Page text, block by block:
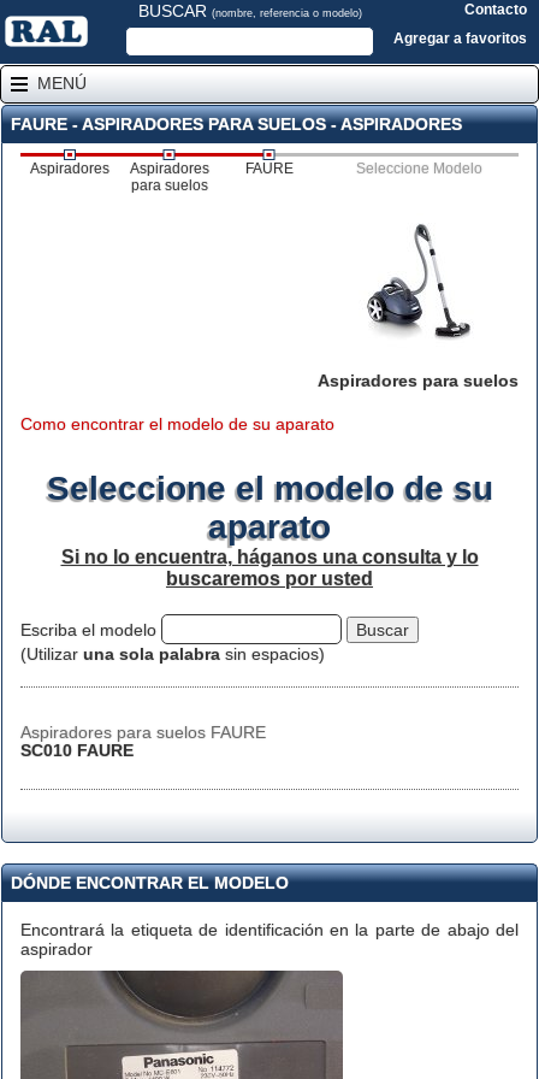
BUSCAR (nombre, referencia o modelo)
Contacto
Agregar a favoritos
MENÚ
FAURE - ASPIRADORES PARA SUELOS - ASPIRADORES
Aspiradores
Aspiradores
para suelos
FAURE Seleccione Modelo
Aspiradores para suelos
Como encontrar el modelo de su aparato
Seleccione el modelo de su
aparato
Si no lo encuentra, háganos una consulta y lo
buscaremos por usted
Escriba el modelo
(Utilizar una sola palabra sin espacios)
Aspiradores para suelos FAURE
SC010 FAURE
DÓNDE ENCONTRAR EL MODELO
Encontrará la etiqueta de identificación en la parte de abajo del
aspirador